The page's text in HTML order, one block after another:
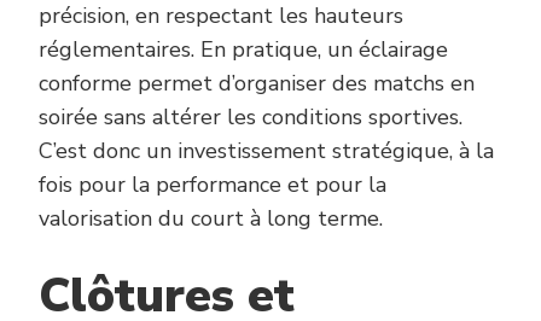
précision, en respectant les hauteurs
réglementaires. En pratique, un éclairage
conforme permet d’organiser des matchs en
soirée sans altérer les conditions sportives.
C’est donc un investissement stratégique, à la
fois pour la performance et pour la
valorisation du court à long terme.
Clôtures et